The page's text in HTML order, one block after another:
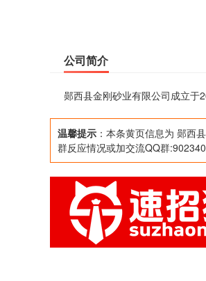
公司简介
郧西县金刚砂业有限公司成立于
温馨提示 ：本条黄页信息为 郧西
群反应情况或加交流QQ群